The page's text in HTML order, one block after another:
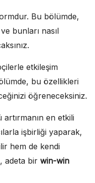
Bu bölümde,
bunları nasıl
etkileşim
bu özellikleri
öğreneceksiniz.
en etkili
işbirliği yaparak,
hem de kendi
adeta bir win-win